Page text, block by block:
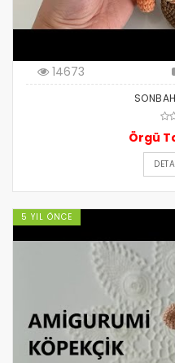
14673
Örgü
5 YIL ÖNCE